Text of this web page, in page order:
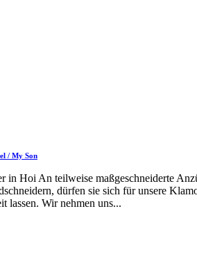
/ My Son
in Hoi An teilweise maßgeschneiderte
dürfen sie sich für unsere
lassen. Wir nehmen uns...